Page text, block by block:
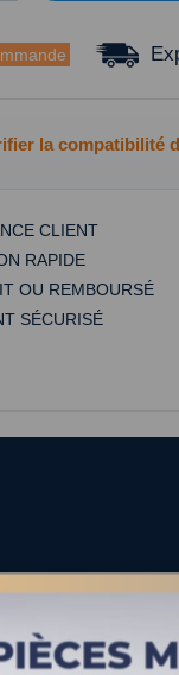
la compatibilité
CLIENT
RAPIDE
OU REMBOURSÉ
SÉCURISÉ